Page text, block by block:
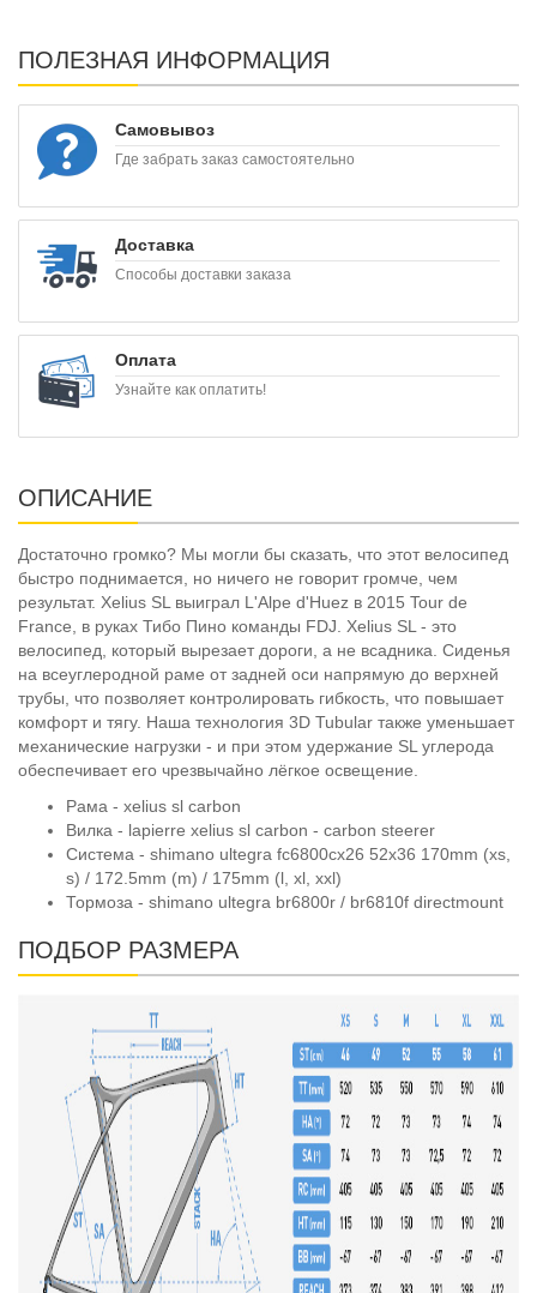
ПОЛЕЗНАЯ ИНФОРМАЦИЯ
Самовывоз
Где забрать заказ самостоятельно
Доставка
Способы доставки заказа
Оплата
Узнайте как оплатить!
ОПИСАНИЕ
Достаточно громко? Мы могли бы сказать, что этот велосипед
быстро поднимается, но ничего не говорит громче, чем
результат. Xelius SL выиграл L'Alpe d'Huez в 2015 Tour de
France, в руках Тибо Пино команды FDJ. Xelius SL - это
велосипед, который вырезает дороги, а не всадника. Сиденья
на всеуглеродной раме от задней оси напрямую до верхней
трубы, что позволяет контролировать гибкость, что повышает
комфорт и тягу. Наша технология 3D Tubular также уменьшает
механические нагрузки - и при этом удержание SL углерода
обеспечивает его чрезвычайно лёгкое освещение.
Рама - xelius sl carbon
Вилка - lapierre xelius sl carbon - carbon steerer
Система - shimano ultegra fc6800cx26 52x36 170mm (xs,
s) / 172.5mm (m) / 175mm (l, xl, xxl)
Тормоза - shimano ultegra br6800r / br6810f directmount
ПОДБОР РАЗМЕРА